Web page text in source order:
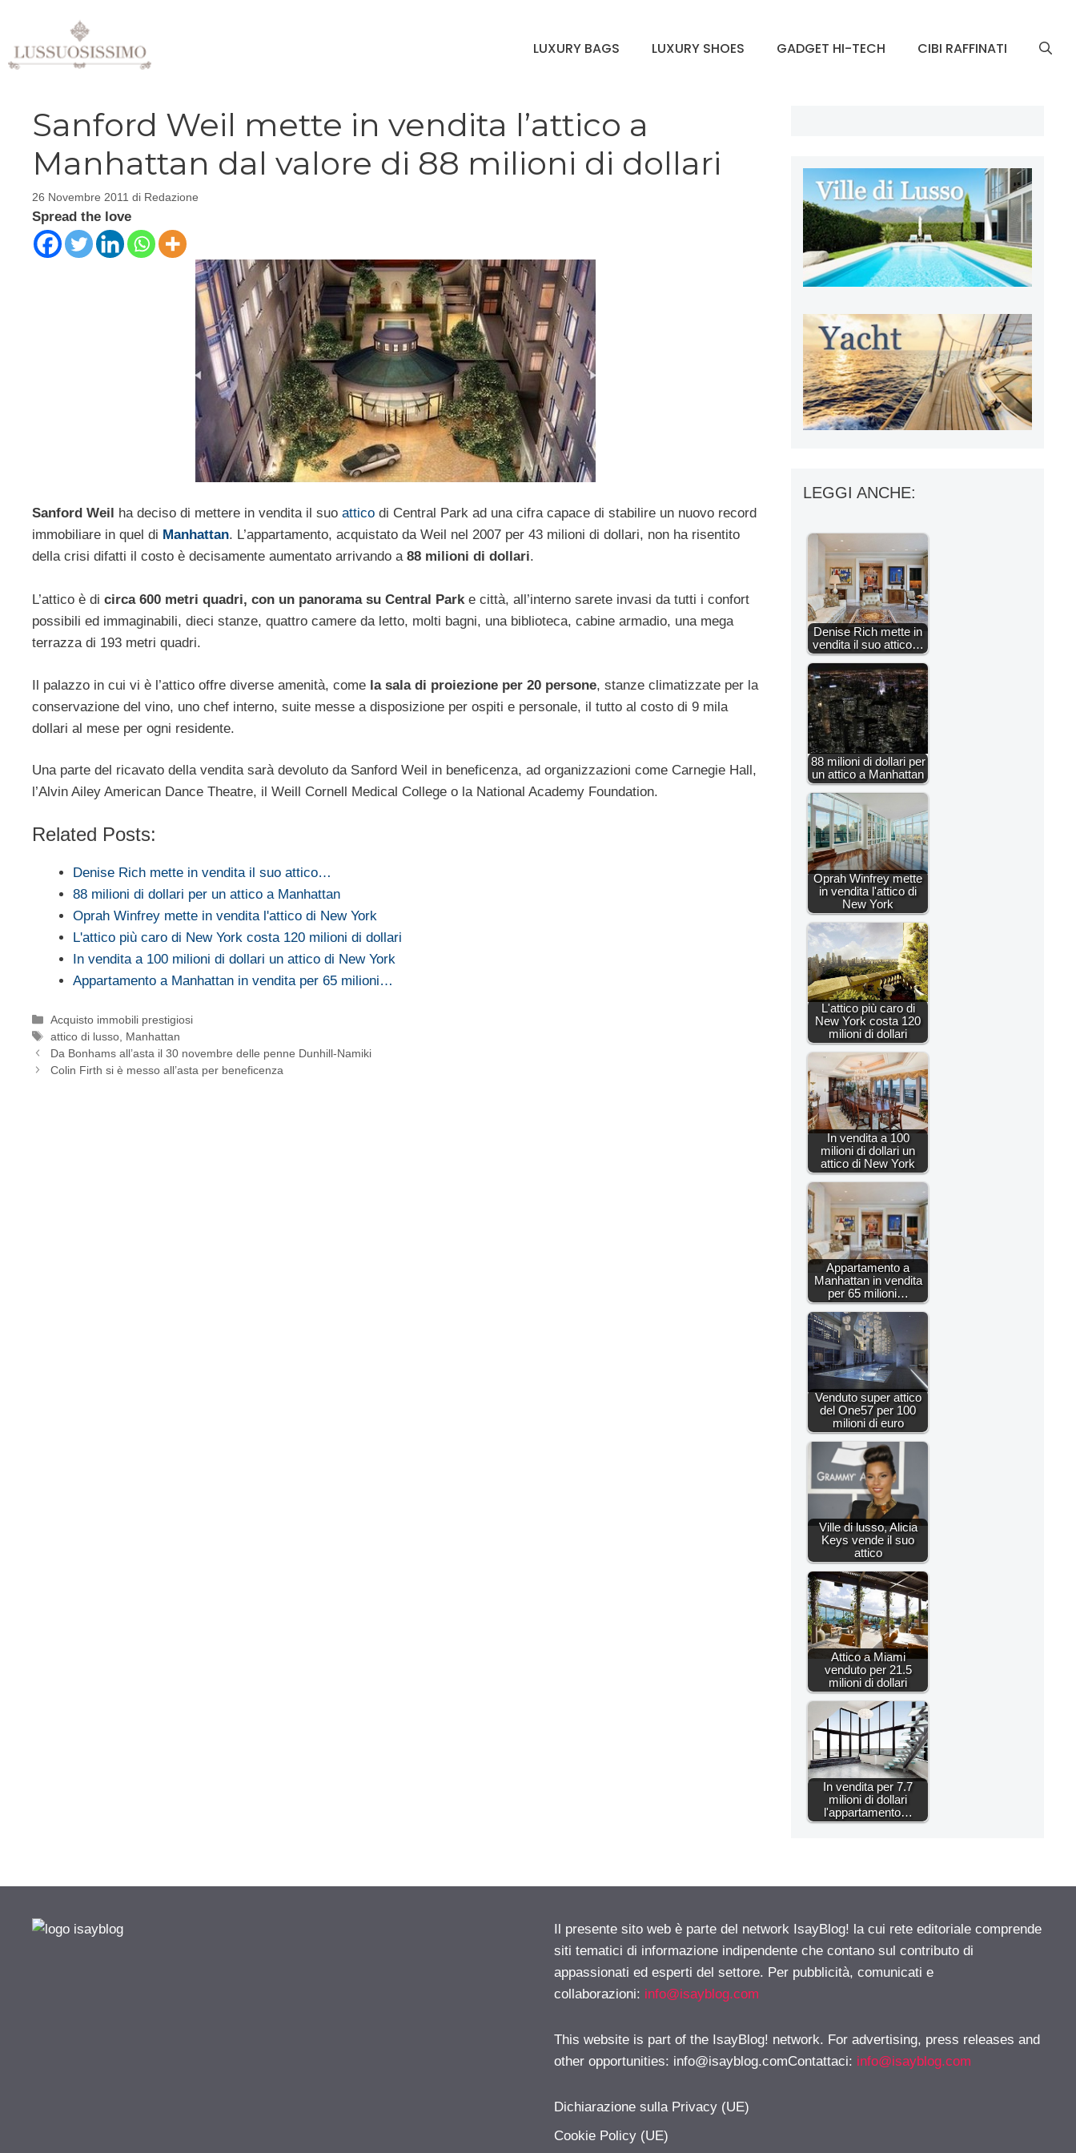
contenuto
LUXURY BAGS LUXURY SHOES GADGET HI-TECH CIBI RAFFINATI
Sanford Weil mette in vendita l’attico a
Manhattan dal valore di 88 milioni di dollari
26 Novembre 2011 di Redazione
Spread the love
Sanford Weil ha deciso di mettere in vendita il suo attico di Central Park ad una cifra capace di stabilire un nuovo record
immobiliare in quel di Manhattan. L’appartamento, acquistato da Weil nel 2007 per 43 milioni di dollari, non ha risentito
della crisi difatti il costo è decisamente aumentato arrivando a 88 milioni di dollari.
L’attico è di circa 600 metri quadri, con un panorama su Central Parke città, all’interno sarete invasi da tutti i confort
possibili ed immaginabili, dieci stanze, quattro camere da letto, molti bagni, una biblioteca, cabine armadio, una mega
terrazza di 193 metri quadri.
Il palazzo in cui vi è l’attico offre diverse amenità, come la sala di proiezione per 20 persone, stanze climatizzate per la
conservazione del vino, uno chef interno, suite messe a disposizione per ospiti e personale, il tutto al costo di 9 mila
dollari al mese per ogni residente.
Una parte del ricavato della vendita sarà devoluto da Sanford Weil in beneficenza, ad organizzazioni come Carnegie Hall,
l’Alvin Ailey American Dance Theatre, il Weill Cornell Medical College o la National Academy Foundation.
Related Posts:
Denise Rich mette in vendita il suo attico…
88 milioni di dollari per un attico a Manhattan
Oprah Winfrey mette in vendita l'attico di New York
L'attico più caro di New York costa 120 milioni di dollari
In vendita a 100 milioni di dollari un attico di New York
Appartamento a Manhattan in vendita per 65 milioni…
Categorie
Acquisto immobili prestigiosi
Tag
attico di lusso Manhattan
Da Bonhams all’asta il 30 novembre delle penne Dunhill-Namiki
Colin Firth si è messo all’asta per beneficenza
LEGGI ANCHE:
Denise Rich mette in
vendita il suo attico…
88 milioni di dollari per
un attico a Manhattan
Oprah Winfrey mette
in vendita l'attico di
New York
L'attico più caro di
New York costa 120
milioni di dollari
In vendita a 100
milioni di dollari un
attico di New York
Appartamento a
Manhattan in vendita
per 65 milioni…
Venduto super attico
del One57 per 100
milioni di euro
Ville di lusso, Alicia
Keys vende il suo
attico
Attico a Miami
venduto per 21.5
milioni di dollari
In vendita per 7.7
milioni di dollari
l'appartamento…
Il presente sito web è parte del network IsayBlog! la cui rete editoriale comprende
siti tematici di informazione indipendente che contano sul contributo di
appassionati ed esperti del settore. Per pubblicità, comunicati e
collaborazioni: info@isayblog.com
This website is part of the IsayBlog! network. For advertising, press releases and
other opportunities: info@isayblog.comContattaci: info@isayblog.com
Dichiarazione sulla Privacy (UE)
Cookie Policy (UE)